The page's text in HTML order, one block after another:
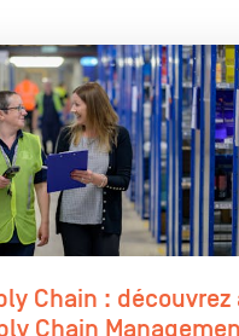
Chain : découvrez
Chain